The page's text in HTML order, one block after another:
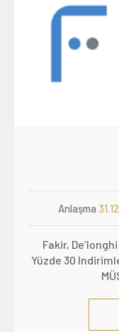
Üyelik
Anlaşma
Fakir,
Yüzde 30